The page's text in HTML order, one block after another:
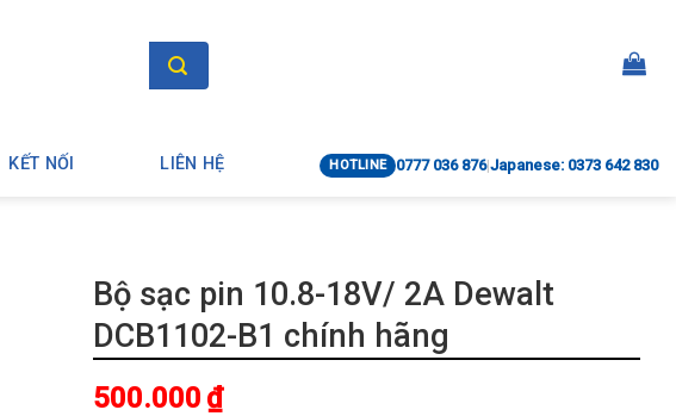
KẾT NỐI LIÊN HỆ HOTLINE 0777 036 876|Japanese: 0373 642 830
Bộ sạc pin 10.8-18V/ 2A Dewalt
DCB1102-B1 chính hãng
500.000 ₫